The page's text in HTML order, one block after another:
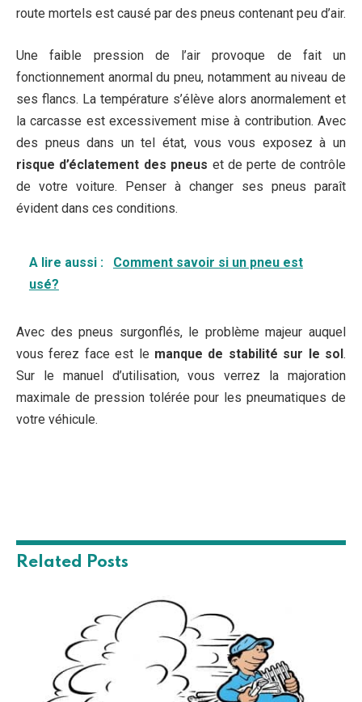
route mortels est causé par des pneus contenant peu d’air.
Une faible pression de l’air provoque de fait un
fonctionnement anormal du pneu, notamment au niveau de
ses flancs. La température s’élève alors anormalement et
la carcasse est excessivement mise à contribution. Avec
des pneus dans un tel état, vous vous exposez à un
risque d’éclatement des pneus et de perte de contrôle
de votre voiture. Penser à changer ses pneus paraît
évident dans ces conditions.
A lire aussi :
Comment savoir si un pneu est
usé?
Avec des pneus surgonflés, le problème majeur auquel
vous ferez face est le manque de stabilité sur le sol .
Sur le manuel d’utilisation, vous verrez la majoration
maximale de pression tolérée pour les pneumatiques de
votre véhicule.
Related Posts